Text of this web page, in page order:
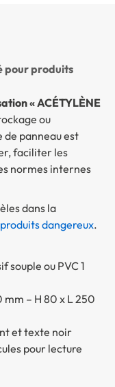
pour produits
« ACÉTYLÈNE
ou
de panneau est
faciliter les
normes internes
dans la
dangereux.
souple ou PVC 1
mm – H 80 x L 250
et texte noir
pour lecture